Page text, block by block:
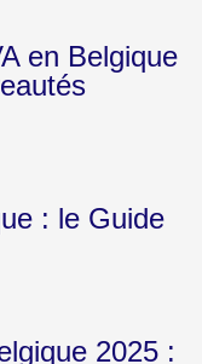
en Belgique
: le Guide
2025 :